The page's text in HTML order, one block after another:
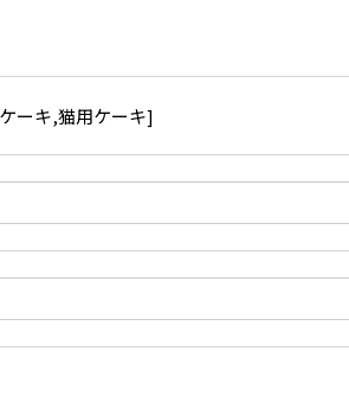
ーキ,猫用ケーキ]